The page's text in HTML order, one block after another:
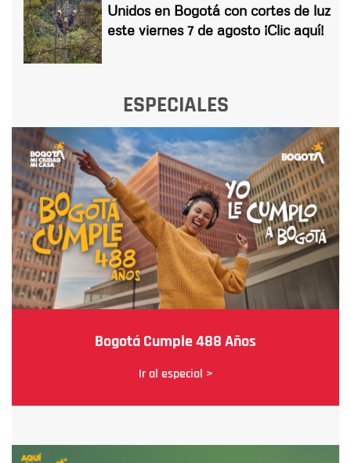
Unidos en Bogotá con cortes de luz
este viernes 7 de agosto ¡Clic aquí!
ESPECIALES
Bogotá Cumple 488 Años
Ir al especial >